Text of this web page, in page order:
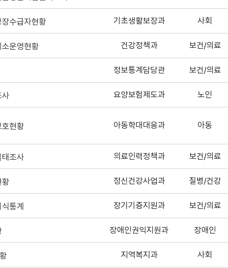
수급자현황 기초생활보장과 사회
운영현황 건강정책과 보건/의료
정보통계담당관 보건/의료
사 요양보험제도과 노인
호현황 아동학대대응과 아동
조사 의료인력정책과 보건/의료
황 정신건강사업과 질병/건강
통계 장기기증지원과 보건/의료
장애인권익지원과 장애인
지역복지과 사회